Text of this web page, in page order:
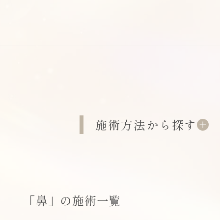
施術方法から探す
「鼻」の施術一覧